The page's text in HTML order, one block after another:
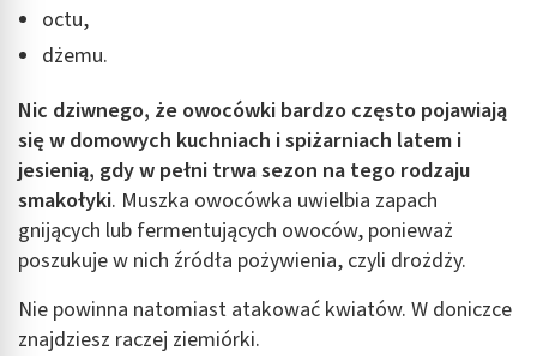
octu,
dżemu.
Nic dziwnego, że owocówki bardzo często pojawiają
się w domowych kuchniach i spiżarniach latem i
jesienią, gdy w pełni trwa sezon na tego rodzaju
smakołyki. Muszka owocówka uwielbia zapach
gnijących lub fermentujących owoców, ponieważ
poszukuje w nich źródła pożywienia, czyli drożdży.
Nie powinna natomiast atakować kwiatów. W doniczce
znajdziesz raczej ziemiórki.